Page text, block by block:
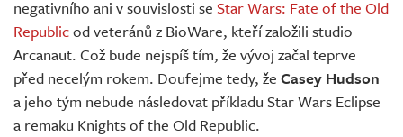
negativního ani v souvislosti se Star Wars: Fate of the Old
Republicod veteránů z BioWare, kteří založili studio
Arcanaut. Což bude nejspíš tím, že vývoj začal teprve
před necelým rokem. Doufejme tedy, že Casey Hudson
a jeho tým nebude následovat příkladu Star Wars Eclipse
a remaku Knights of the Old Republic.